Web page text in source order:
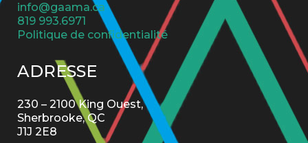
info@gaama.ca
819 993.6971
Politique de confidentialité
ADRESSE
230 – 2100 King Ouest,
Sherbrooke, QC
J1J 2E8